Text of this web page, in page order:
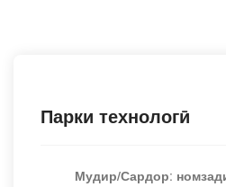
Парки технологӣ
Мудир/Сардор: